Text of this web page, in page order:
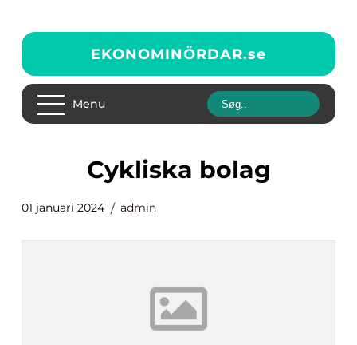
EKONOMINÖRDAR.se
Menu
cykliska bolag
01 januari 2024 admin